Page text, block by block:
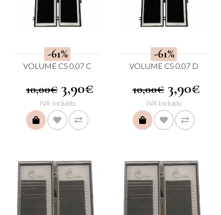
-61%
VOLUME CS 0,07 C
10,00€ 3,90€
IVA Incluído
COMPRAR
-61%
VOLUME CS 0,07 D
10,00€ 3,90€
IVA Incluído
COMPRAR